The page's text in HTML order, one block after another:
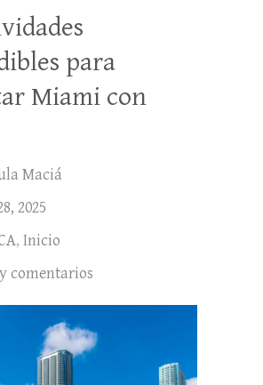
para
Miami con
Maciá
2025
, Inicio
comentarios